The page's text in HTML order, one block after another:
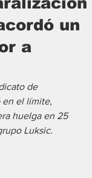
un
a
de
en el límite,
huelga en 25
Luksic.